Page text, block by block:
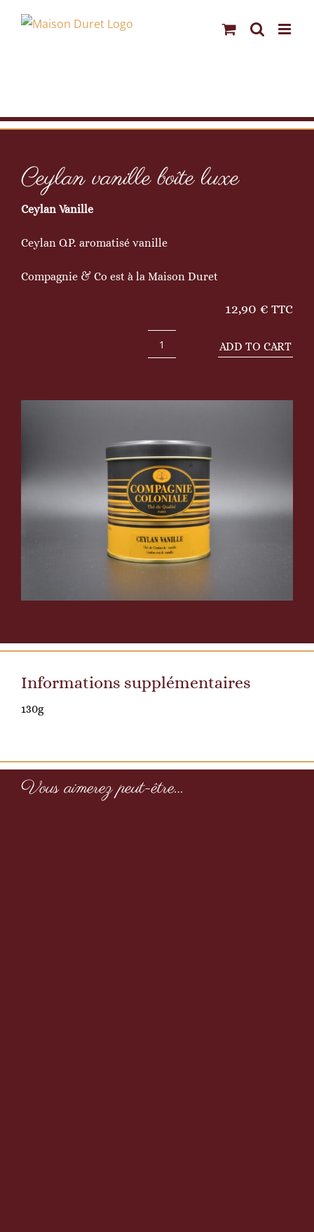
Ceylan vanille boîte luxe
Ceylan Vanille
Ceylan O.P. aromatisé vanille
Compagnie & Co est à la Maison Duret
12,90 € TTC
Ceylan
ADD TO CART
Informations supplémentaires
130g
Vous aimerez peut-être…
Secret